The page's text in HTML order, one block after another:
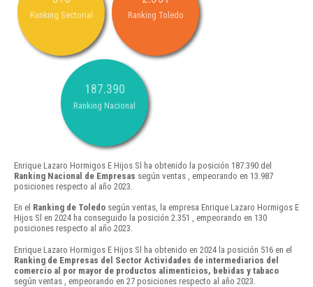
Ranking Sectorial Ranking Toledo
187.390
Ranking Nacional
Enrique Lazaro Hormigos E Hijos Sl ha obtenido la posición 187.390 del
Ranking Nacional de Empresas según ventas , empeorando en 13.987
posiciones respecto al año 2023.
En el Ranking de Toledo según ventas, la empresa Enrique Lazaro Hormigos E
Hijos Sl en 2024 ha conseguido la posición 2.351 , empeorando en 130
posiciones respecto al año 2023.
Enrique Lazaro Hormigos E Hijos Sl ha obtenido en 2024 la posición 516 en el
Ranking de Empresas del Sector Actividades de intermediarios del
comercio al por mayor de productos alimenticios, bebidas y tabaco
según ventas , empeorando en 27 posiciones respecto al año 2023.